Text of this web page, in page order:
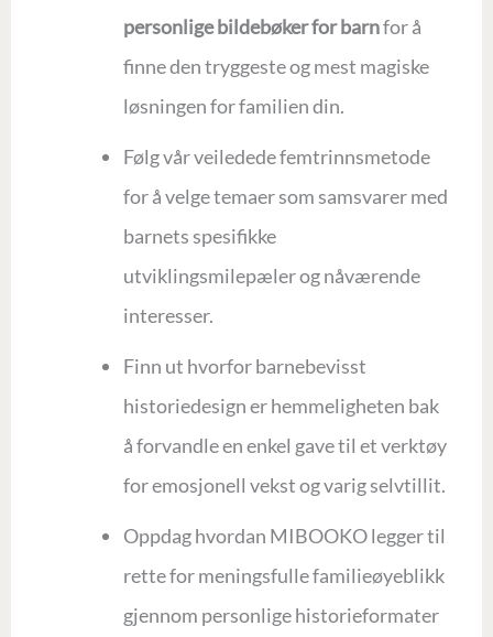
personlige bildebøker for barnfor å
finne den tryggeste og mest magiske
løsningen for familien din.
Følg vår veiledede femtrinnsmetode
for å velge temaer som samsvarer med
barnets spesifikke
utviklingsmilepæler og nåværende
interesser.
Finn ut hvorfor barnebevisst
historiedesign er hemmeligheten bak
å forvandle en enkel gave til et verktøy
for emosjonell vekst og varig selvtillit.
Oppdag hvordan MIBOOKO legger til
rette for meningsfulle familieøyeblikk
gjennom personlige historieformater